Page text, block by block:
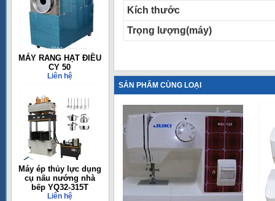
MÁY RANG HẠT ĐIỀU
CY 50
Liên hệ
Máy ép thủy lực dụng
cụ nấu nướng nhà
bếp YQ32-315T
Liên hệ
Kích thước
Trọng lượng(máy)
SẢN PHẨM CÙNG LOẠI